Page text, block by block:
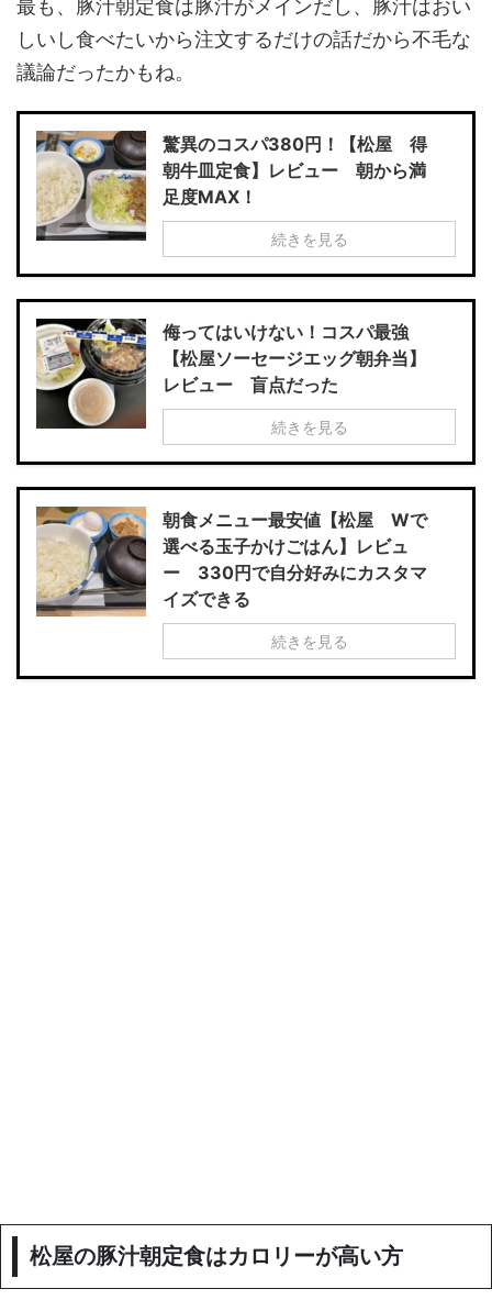
最も、豚汁朝定食は豚汁がメインだし、豚汁はおい
しいし食べたいから注文するだけの話だから不毛な
議論だったかもね。
驚異のコスパ380円！【松屋 得
朝牛皿定食】レビュー 朝から満
足度MAX！
続きを見る
侮ってはいけない！コスパ最強
【松屋ソーセージエッグ朝弁当】
レビュー 盲点だった
続きを見る
朝食メニュー最安値【松屋 Wで
選べる玉子かけごはん】レビュ
ー 330円で自分好みにカスタマ
イズできる
続きを見る
松屋の豚汁朝定食はカロリーが高い方